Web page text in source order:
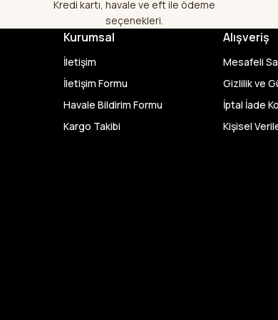
Aradığım kumaşçı artık hep
yapacağım in şa Allah çünkü 4
hem ölçü olarak hem
A... S... | 24/07/2026
bu kadar çeşit görmedim büyük
Kredi kartı, havale ve eft ile ödeme
seçenekleri.
Kurumsal
İletişim
İletişim Formu
Havale Bildirim Formu
Kargo Takibi
Alışveriş
Mesafeli
Gizlilik ve
İptal İade
Kişisel